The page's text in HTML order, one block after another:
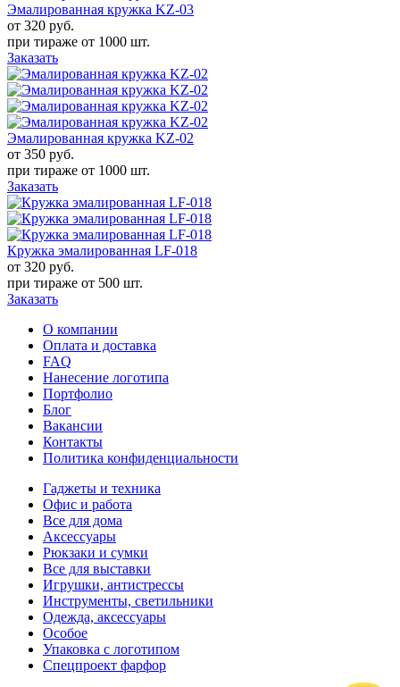
Эмалированная кружка KZ-03
от 320 руб.
при тираже от 1000 шт.
Заказать
Эмалированная кружка KZ-02
от 350 руб.
при тираже от 1000 шт.
Заказать
Кружка эмалированная LF-018
от 320 руб.
при тираже от 500 шт.
Заказать
О компании
Оплата и доставка
FAQ
Нанесение логотипа
Портфолио
Блог
Вакансии
Контакты
Политика конфиденциальности
Гаджеты и техника
Офис и работа
Все для дома
Аксессуары
Рюкзаки и сумки
Все для выставки
Игрушки, антистрессы
Инструменты, светильники
Одежда, аксессуары
Особое
Упаковка с логотипом
Спецпроект фарфор